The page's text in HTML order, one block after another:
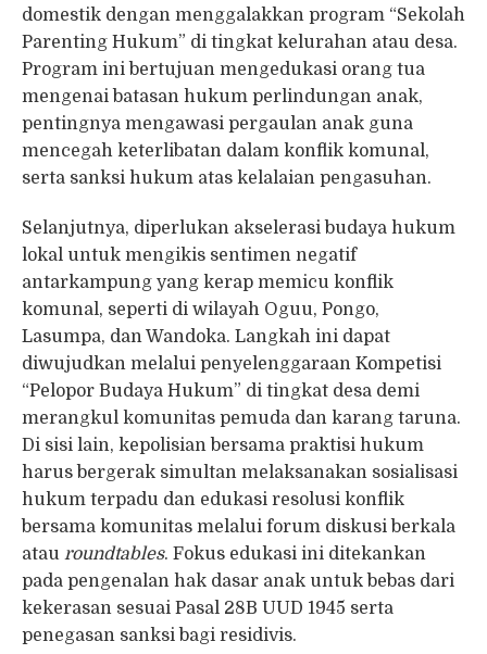
domestik dengan menggalakkan program “Sekolah
Parenting Hukum” di tingkat kelurahan atau desa.
Program ini bertujuan mengedukasi orang tua
mengenai batasan hukum perlindungan anak,
pentingnya mengawasi pergaulan anak guna
mencegah keterlibatan dalam konflik komunal,
serta sanksi hukum atas kelalaian pengasuhan.
Selanjutnya, diperlukan akselerasi budaya hukum
lokal untuk mengikis sentimen negatif
antarkampung yang kerap memicu konflik
komunal, seperti di wilayah Oguu, Pongo,
Lasumpa, dan Wandoka. Langkah ini dapat
diwujudkan melalui penyelenggaraan Kompetisi
“Pelopor Budaya Hukum” di tingkat desa demi
merangkul komunitas pemuda dan karang taruna.
Di sisi lain, kepolisian bersama praktisi hukum
harus bergerak simultan melaksanakan sosialisasi
hukum terpadu dan edukasi resolusi konflik
bersama komunitas melalui forum diskusi berkala
atau roundtables. Fokus edukasi ini ditekankan
pada pengenalan hak dasar anak untuk bebas dari
kekerasan sesuai Pasal 28B UUD 1945 serta
penegasan sanksi bagi residivis.